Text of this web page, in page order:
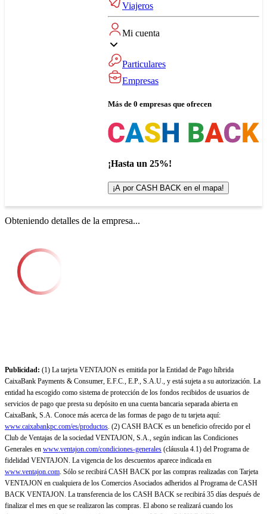
Viajeros
Mi cuenta
Particulares
Empresas
Más de 0 empresas que ofrecen
¡Hasta un 25%!
¡A por CASH BACK en el mapa!
Obteniendo detalles de la empresa...
Publicidad: (1) La tarjeta VENTAJON es emitida por la Entidad de Pago híbrida
CaixaBank Payments & Consumer, E.F.C., E.P., S.A.U., y está sujeta a su autorización. La
entidad ha escogido como sistema de protección de los fondos recibidos de usuarios de
servicios de pago que presta su depósito en una cuenta bancaria separada abierta en
CaixaBank, S.A. Conoce más acerca de las formas de pago de tu tarjeta aquí:
www.caixabankpc.com/es/productos. (2) CASH BACK es un beneficio ofrecido por el
Club de Ventajas de la sociedad VENTAJON, S.A., según indican las Condiciones
Generales en www.ventajon.com/condiciones-generales (cláusula 4.1) del Programa de
fidelidad VENTAJON. La vigencia de los descuentos aparece indicada en
www.ventajon.com. Sólo se recibirá CASH BACK por las compras realizadas con Tarjeta
VENTAJON en cualquiera de los Comercios Asociados adheridos al Programa de CASH
BACK VENTAJON. La transferencia de los CASH BACK se recibirá 35 días después de
finalizar el mes en que se realizaron las compras. El abono se realizará cuando los